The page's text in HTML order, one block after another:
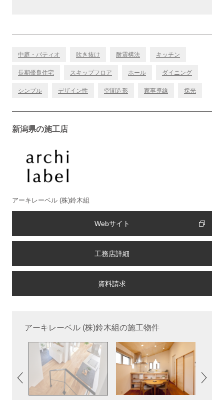
中庭・パティオ 吹き抜け 耐震構法 キッチン
長期優良住宅 スキップフロア ホール ダイニング
シンプル デザイン性 空間造形 家事導線 採光
新潟県の施工店
アーキレーベル (株)鈴木組
Webサイト
工務店詳細
アーキレーベル (株)鈴木組の施工物件